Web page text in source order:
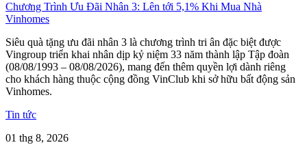
Chương Trình Ưu Đãi Nhân 3: Lên tới 5,1% Khi Mua Nhà
Vinhomes
Siêu quà tặng ưu đãi nhân 3 là chương trình tri ân đặc biệt được
Vingroup triển khai nhân dịp kỷ niệm 33 năm thành lập Tập đoàn
(08/08/1993 – 08/08/2026), mang đến thêm quyền lợi dành riêng
cho khách hàng thuộc cộng đồng VinClub khi sở hữu bất động sản
Vinhomes.
Tin tức
01 thg 8, 2026